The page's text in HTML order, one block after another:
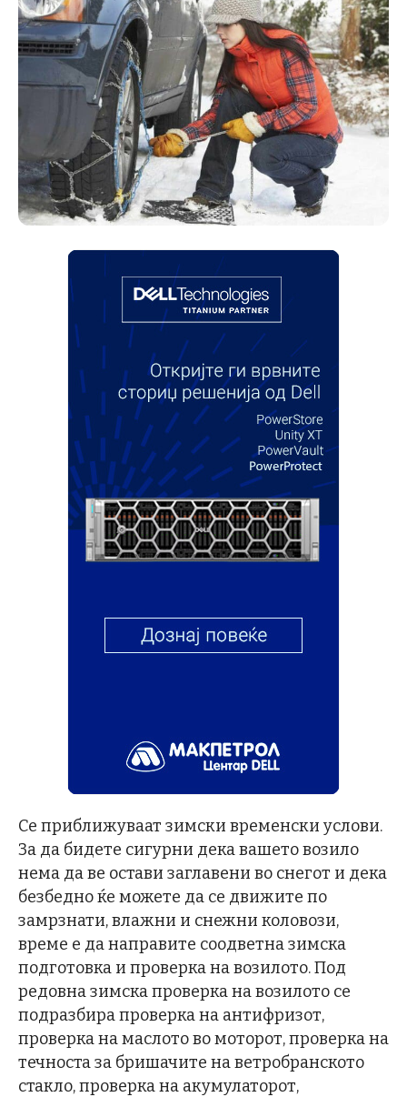
Се приближуваат зимски временски услови.
За да бидете сигурни дека вашето возило
нема да ве остави заглавени во снегот и дека
безбедно ќе можете да се движите по
замрзнати, влажни и снежни коловози,
време е да направите соодветна зимска
подготовка и проверка на возилото. Под
редовна зимска проверка на возилото се
подразбира проверка на антифризот,
проверка на маслото во моторот, проверка на
течноста за бришачите на ветробранското
стакло, проверка на акумулаторот,